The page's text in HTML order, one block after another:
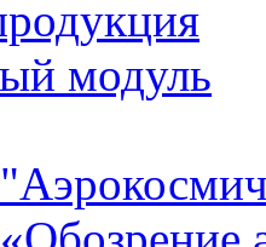
модуль